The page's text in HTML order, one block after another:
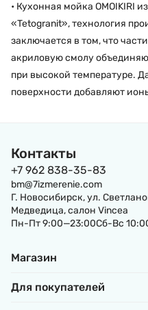
• Кухонная мойка OMOIKIRI
«Tetogranit», технология
заключается в том, что
акриловую смолу
при высокой температуре.
поверхности добавляют
Контакты
+7 962 838-35-83
bm@7izmerenie.com
Г. Новосибирск, ул.
Медведица, салон Vincea
Пн-Пт 9:00—23:00Сб-Вс
Магазин
Для покупателей